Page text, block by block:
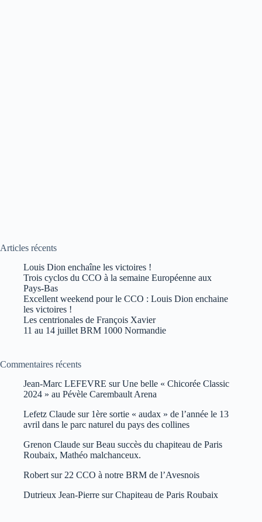
Articles récents
Louis Dion enchaîne les victoires !
Trois cyclos du CCO à la semaine Européenne aux
Pays-Bas
Excellent weekend pour le CCO : Louis Dion enchaine
les victoires !
Les centrionales de François Xavier
11 au 14 juillet BRM 1000 Normandie
Commentaires récents
Jean-Marc LEFEVRE surUne belle « Chicorée Classic
2024 » au Pévèle Carembault Arena
Lefetz Claude sur 1ère sortie « audax » de l’année le 13
avril dans le parc naturel du pays des collines
Grenon Claude surBeau succès du chapiteau de Paris
Roubaix, Mathéo malchanceux.
Robert sur 22 CCO à notre BRM de l’Avesnois
Dutrieux Jean-Pierre surChapiteau de Paris Roubaix